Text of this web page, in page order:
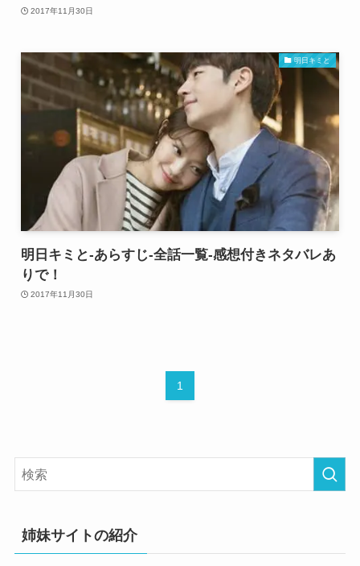
2017年11月30日
明日キミと
明日キミと-あらすじ-全話一覧-感想付きネタバレあ
りで！
2017年11月30日
1
姉妹サイトの紹介